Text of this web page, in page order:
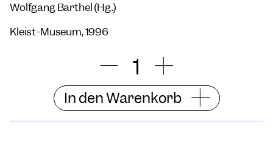
Wolfgang Barthel (Hg.)
Kleist-Museum, 1996
In den Warenkorb